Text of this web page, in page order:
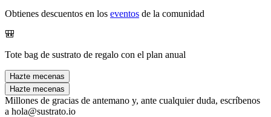
Obtienes descuentos en los eventos de la comunidad
🎒
Tote bag de sustrato de regalo con el plan anual
Hazte mecenas
Hazte mecenas
Millones de gracias de antemano y, ante cualquier duda, escríbenos
a hola@sustrato.io